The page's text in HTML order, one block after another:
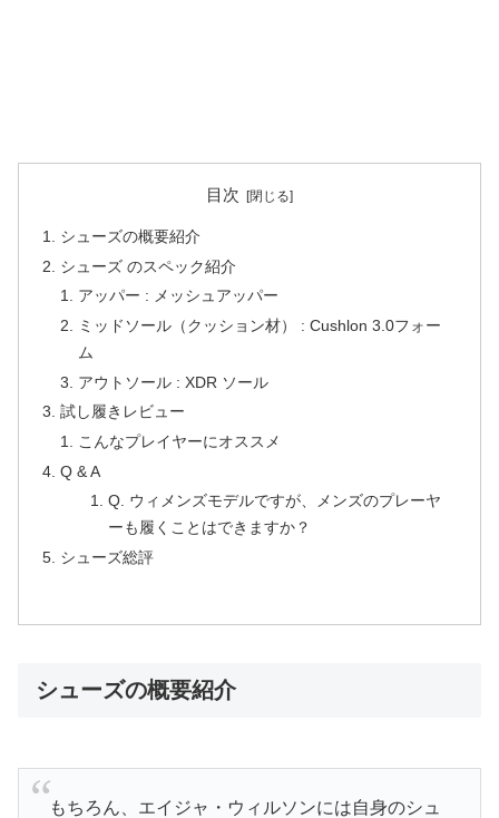
目次
シューズの概要紹介
シューズ のスペック紹介
アッパー : メッシュアッパー
ミッドソール（クッション材） : Cushlon 3.0フォー
ム
アウトソール : XDR ソール
試し履きレビュー
こんなプレイヤーにオススメ
Q & A
Q. ウィメンズモデルですが、メンズのプレーヤ
ーも履くことはできますか？
シューズ総評
シューズの概要紹介
もちろん、エイジャ・ウィルソンには自身のシュ